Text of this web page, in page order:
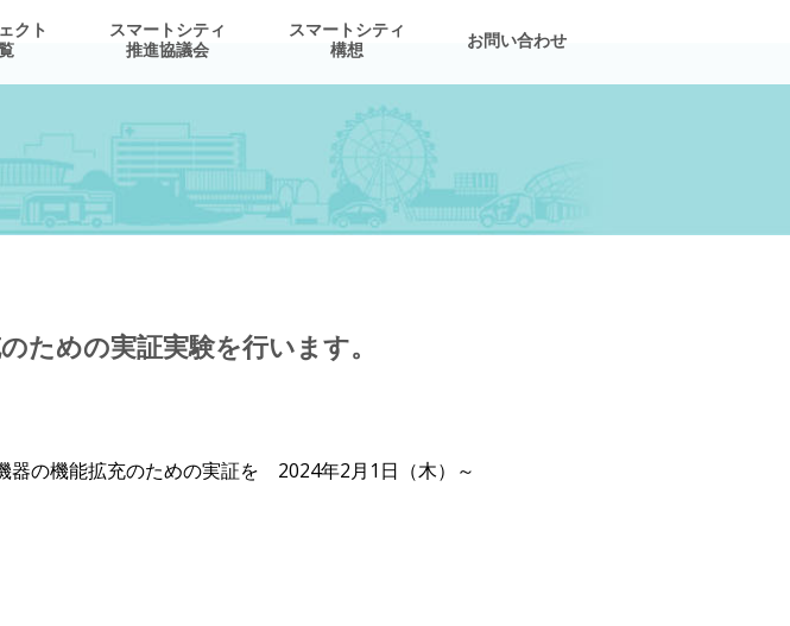
クト
スマートシティ
推進協議会
スマートシティ
構想
お問い合わせ
ための実証実験を行います。
器の機能拡充のための実証を 2024年2月1日（木）～